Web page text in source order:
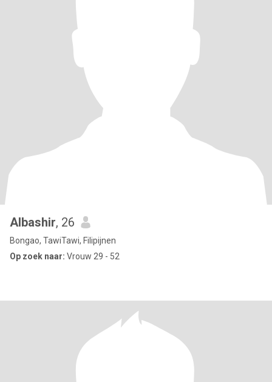
Albashir, 26
Bongao, TawiTawi, Filipijnen
Op zoek naar: Vrouw 29 - 52